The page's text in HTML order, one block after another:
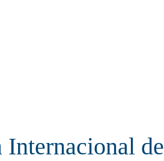
Internacional de